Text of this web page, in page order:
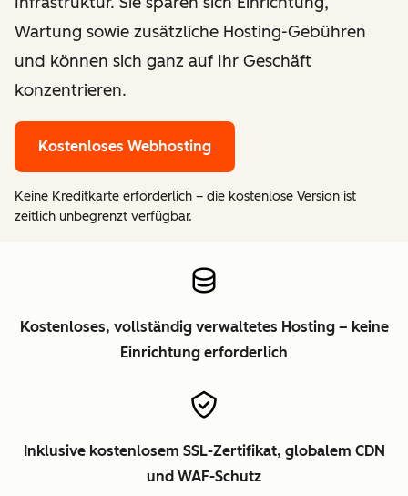
Wartung sowie zusätzliche Hosting-Gebühren
und können sich ganz auf Ihr Geschäft
konzentrieren.
Kostenloses Webhosting
Keine Kreditkarte erforderlich – die kostenlose Version ist
zeitlich unbegrenzt verfügbar.
Kostenloses, vollständig verwaltetes Hosting – keine
Einrichtung erforderlich
Inklusive kostenlosem SSL-Zertifikat, globalem CDN
und WAF-Schutz